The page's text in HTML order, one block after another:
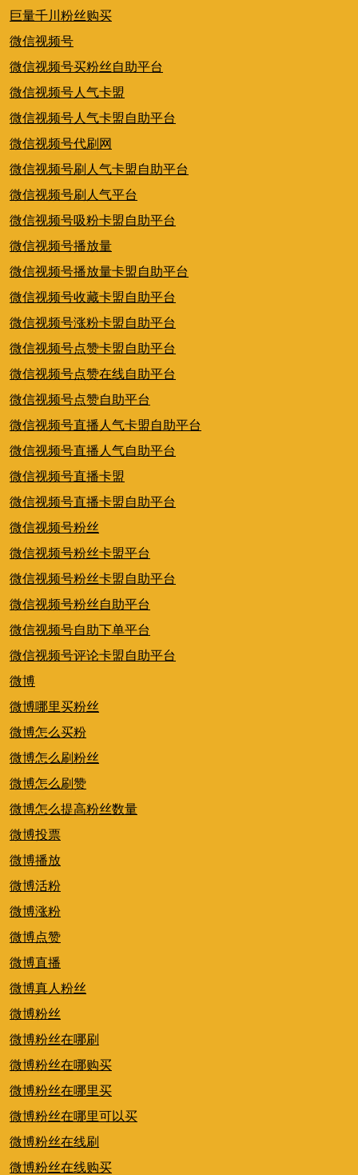
巨量千川粉丝购买
微信视频号
微信视频号买粉丝自助平台
微信视频号人气卡盟
微信视频号人气卡盟自助平台
微信视频号代刷网
微信视频号刷人气卡盟自助平台
微信视频号刷人气平台
微信视频号吸粉卡盟自助平台
微信视频号播放量
微信视频号播放量卡盟自助平台
微信视频号收藏卡盟自助平台
微信视频号涨粉卡盟自助平台
微信视频号点赞卡盟自助平台
微信视频号点赞在线自助平台
微信视频号点赞自助平台
微信视频号直播人气卡盟自助平台
微信视频号直播人气自助平台
微信视频号直播卡盟
微信视频号直播卡盟自助平台
微信视频号粉丝
微信视频号粉丝卡盟平台
微信视频号粉丝卡盟自助平台
微信视频号粉丝自助平台
微信视频号自助下单平台
微信视频号评论卡盟自助平台
微博
微博哪里买粉丝
微博怎么买粉
微博怎么刷粉丝
微博怎么刷赞
微博怎么提高粉丝数量
微博投票
微博播放
微博活粉
微博涨粉
微博点赞
微博直播
微博真人粉丝
微博粉丝
微博粉丝在哪刷
微博粉丝在哪购买
微博粉丝在哪里买
微博粉丝在哪里可以买
微博粉丝在线刷
微博粉丝在线购买